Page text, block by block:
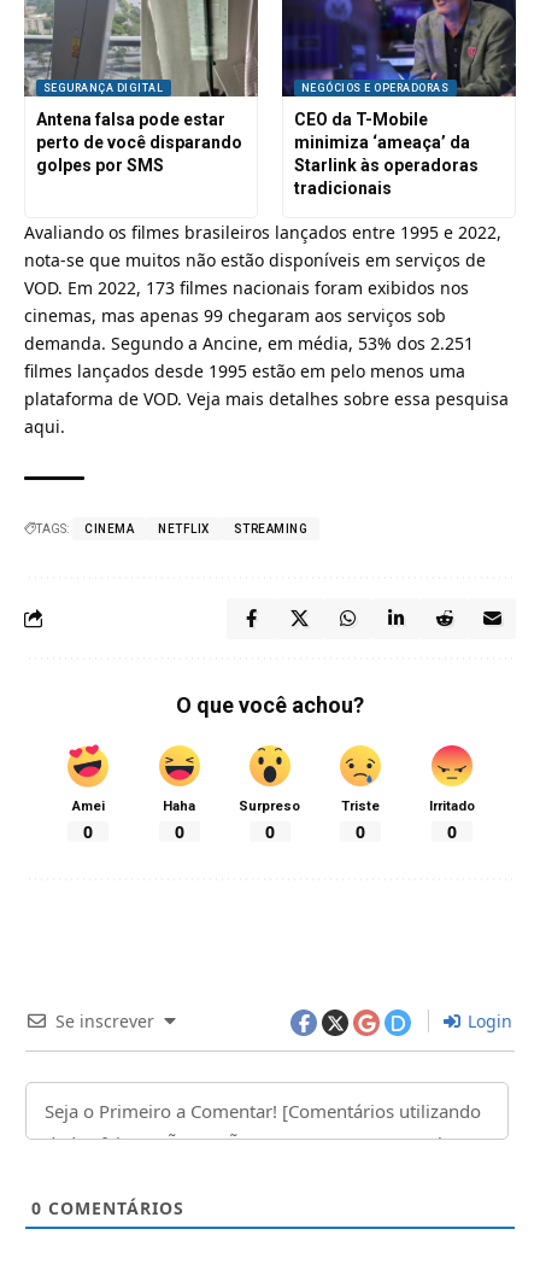
SEGURANÇA DIGITAL
Antena falsa pode estar
perto de você disparando
golpes por SMS
NEGÓCIOS E OPERADORAS
CEO da T-Mobile
minimiza ‘ameaça’ da
Starlink às operadoras
tradicionais
Avaliando os filmes brasileiros lançados entre 1995 e 2022,
nota-se que muitos não estão disponíveis em serviços de
VOD. Em 2022, 173 filmes nacionais foram exibidos nos
cinemas, mas apenas 99 chegaram aos serviços sob
demanda. Segundo a Ancine, em média, 53% dos 2.251
filmes lançados desde 1995 estão em pelo menos uma
plataforma de VOD. Veja mais detalhes sobre essa pesquisa
aqui.
TAGS: CINEMA NETFLIX STREAMING
O que você achou?
Amei
0
Haha
0
Surpreso
0
Triste
0
Irritado
0
Se inscrever Login
0 COMENTÁRIOS